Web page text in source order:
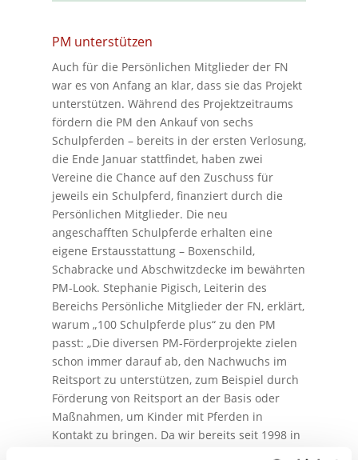
PM unterstützen
Auch für die Persönlichen Mitglieder der FN
war es von Anfang an klar, dass sie das Projekt
unterstützen. Während des Projektzeitraums
fördern die PM den Ankauf von sechs
Schulpferden – bereits in der ersten Verlosung,
die Ende Januar stattfindet, haben zwei
Vereine die Chance auf den Zuschuss für
jeweils ein Schulpferd, finanziert durch die
Persönlichen Mitglieder. Die neu
angeschafften Schulpferde erhalten eine
eigene Erstausstattung – Boxenschild,
Schabracke und Abschwitzdecke im bewährten
PM-Look. Stephanie Pigisch, Leiterin des
Bereichs Persönliche Mitglieder der FN, erklärt,
warum „100 Schulpferde plus“ zu den PM
passt: „Die diversen PM-Förderprojekte zielen
schon immer darauf ab, den Nachwuchs im
Reitsport zu unterstützen, zum Beispiel durch
Förderung von Reitsport an der Basis oder
Maßnahmen, um Kinder mit Pferden in
Kontakt zu bringen. Da wir bereits seit 1998 in